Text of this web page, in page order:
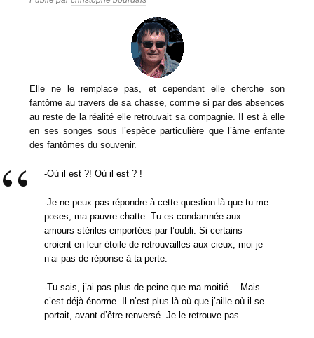
Elle ne le remplace pas, et cependant elle cherche son
fantôme au travers de sa chasse, comme si par des absences
au reste de la réalité elle retrouvait sa compagnie. Il est à elle
en ses songes sous l’espèce particulière que l’âme enfante
des fantômes du souvenir.
-Où il est ?! Où il est ? !
-Je ne peux pas répondre à cette question là que tu me
poses, ma pauvre chatte. Tu es condamnée aux
amours stériles emportées par l’oubli. Si certains
croient en leur étoile de retrouvailles aux cieux, moi je
n’ai pas de réponse à ta perte.
-Tu sais, j’ai pas plus de peine que ma moitié… Mais
c’est déjà énorme. Il n’est plus là où que j’aille où il se
portait, avant d’être renversé. Je le retrouve pas.